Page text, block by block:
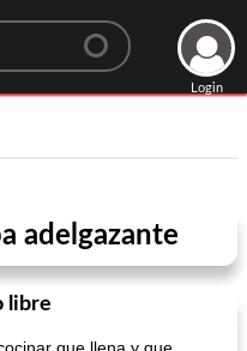
Login
adelgazante
libre